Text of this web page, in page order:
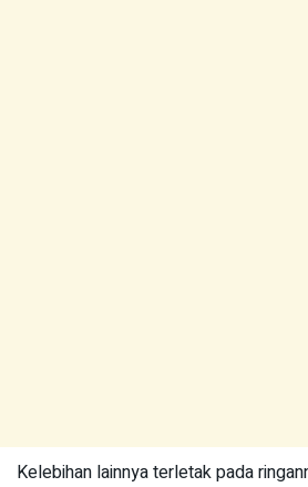
Kelebihan lainnya terletak pada